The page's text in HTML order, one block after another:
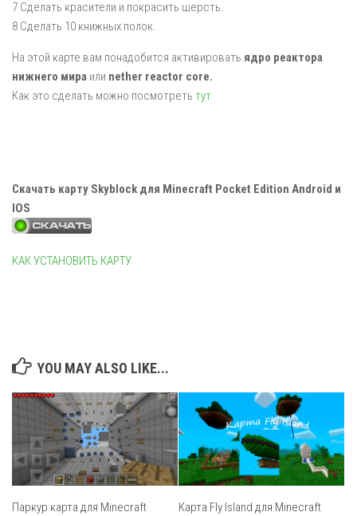
7 Сделать красители и покрасить шерсть.
8 Сделать 10 книжных полок.
На этой карте вам понадобится активировать ядро реактора
нижнего мира или nether reactor core.
Как это сделать можно посмотреть тут
Скачать карту Skyblock для Minecraft Pocket Edition Android и
IOS
КАК УСТАНОВИТЬ КАРТУ
YOU MAY ALSO LIKE...
Паркур карта для Minecraft
Карта Fly Island для Minecraft